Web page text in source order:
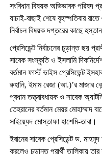
সংবিধান বিষয়ক অভিভাবক পরিষদ
যাচাই-বাছাই শেষে বৃহস্পতিবার
নির্বাচন বিষয়ক দপ্তরের কাছে
প্রেসিডেন্ট নির্বাচনের চূড়ান্ত ছয়
সাবেক সংস্কৃতি ও ইসলামি
বর্তমান ফার্স্ট ভাইস প্রেসিডেন্ট
রুহানি, ইমাম রেজা (আ.)’র মাজার
প্রধান তত্ত্বাবধায়ক ও সাবেক
তেহরানের বর্তমান মেয়র মোহাম্মাদ
সাইয়্যেদ মোস্তাফা হাশেমি-তাবা।
ইরানের সাবেক প্রেসিডেন্ট ড.
করলেও চূড়ান্ত প্রার্থী তালিকায়